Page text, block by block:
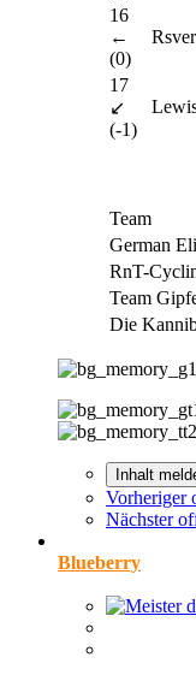
16
←
(0)
17
↙
(-1)
Team
German
RnT-
Team
Die
Inhalt
Vorheriger
Nächster
Blueberry